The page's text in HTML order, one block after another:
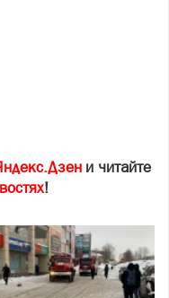
и читайте
!